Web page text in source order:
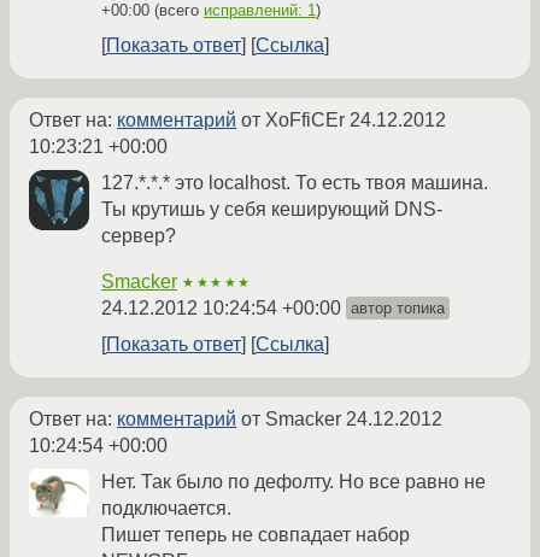
+00:00 (всего исправлений: 1)
Показать ответ Ссылка
Ответ на: комментарий от XoFfiCEr 24.12.2012
10:23:21 +00:00
127.*.*.* это localhost. То есть твоя машина.
Ты крутишь у себя кеширующий DNS-
сервер?
Smacker ★★★★★
24.12.2012 10:24:54 +00:00 автор топика
Показать ответ Ссылка
Ответ на: комментарий от Smacker 24.12.2012
10:24:54 +00:00
Нет. Так было по дефолту. Но все равно не
подключается.
Пишет теперь не совпадает набор